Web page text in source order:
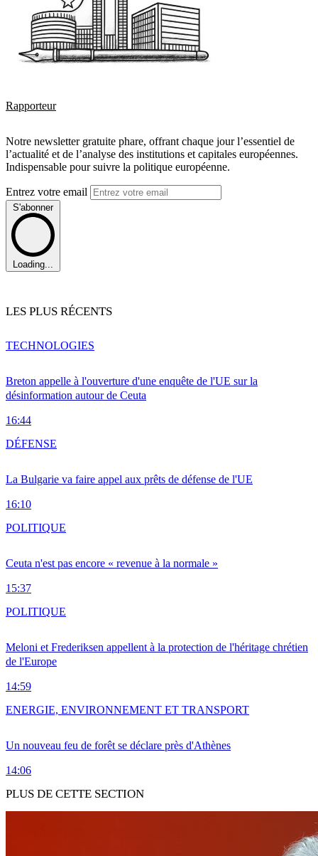
Rapporteur
Notre newsletter gratuite phare, offrant chaque jour l’essentiel de
l’actualité et de l’analyse des institutions et capitales européennes.
Indispensable pour suivre la politique européenne.
Entrez votre email
S'abonner
Loading...
LES PLUS RÉCENTS
Breton appelle à l'ouverture d'une enquête de l'UE sur la
désinformation autour de Ceuta
16:44
TECHNOLOGIES
La Bulgarie va faire appel aux prêts de défense de l'UE
16:10
DÉFENSE
Ceuta n'est pas encore « revenue à la normale »
15:37
POLITIQUE
Meloni et Frederiksen appellent à la protection de l'héritage chrétien
de l'Europe
14:59
POLITIQUE
Un nouveau feu de forêt se déclare près d'Athènes
14:06
ENERGIE, ENVIRONNEMENT ET TRANSPORT
PLUS DE CETTE SECTION